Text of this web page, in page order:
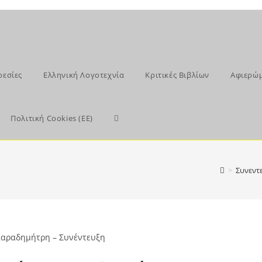
Ελληνική Λογοτεχνία Κριτικές Βιβλίων
Πολιτική Cookies (ΕΕ) Toggle
>